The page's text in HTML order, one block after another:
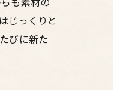
じっくりと
びに新た